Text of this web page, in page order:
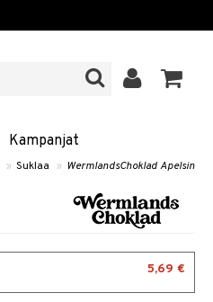
Kampanjat
» Suklaa » WermlandsChoklad Apelsin
5,69 €